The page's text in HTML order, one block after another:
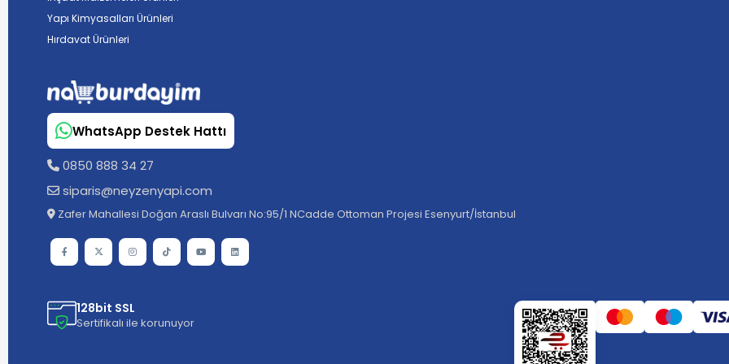
Yapı Kimyasalları Ürünleri
Hırdavat Ürünleri
WhatsApp Destek Hattı
0850 888 34 27
siparis@neyzenyapi.com
Zafer Mahallesi Doğan Araslı Bulvarı No:95/1 NCadde Ottoman Projesi Esenyurt/İstanbul
128bit SSL
Sertifikalı ile korunuyor